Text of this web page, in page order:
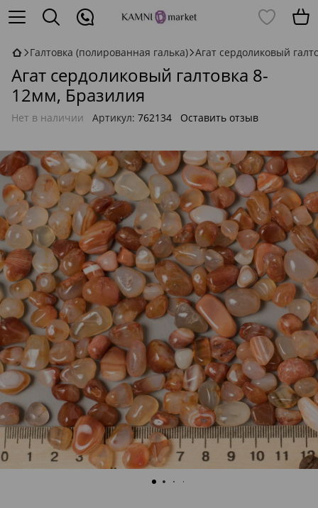
Галтовка (полированная галька) Агат сердоликовый
Агат сердоликовый галтовка 8-
12мм, Бразилия
Нет в наличии Артикул: 762134 Оставить отзыв